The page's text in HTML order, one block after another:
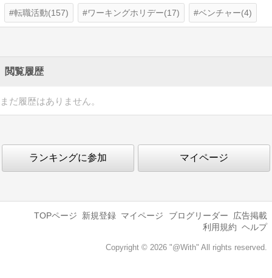
転職活動(157) ワーキングホリデー(17) ベンチャー(4)
閲覧履歴
まだ履歴はありません。
ランキングに参加 マイページ
TOPページ 新規登録 マイページ ブログリーダー
広告掲載
利用規約 ヘルプ
Copyright © 2026 "@With" All rights reserved.